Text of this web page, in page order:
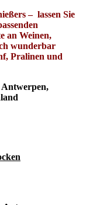
– lassen Sie
an Weinen,
wunderbar
Pralinen und